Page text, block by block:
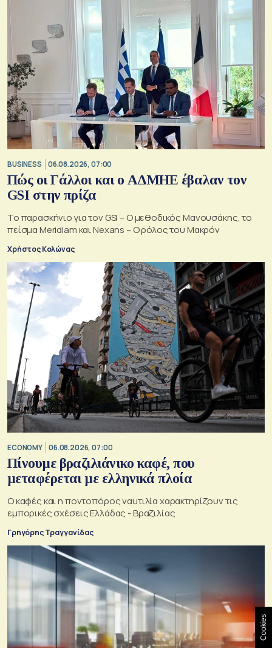
BUSINESS 06.08.2026, 07:00
Πώς οι Γάλλοι και ο ΑΔΜΗΕ έβαλαν τον
GSI στην πρίζα
Το παρασκήνιο για τον GSI – Ο μεθοδικός Μανουσάκης, το
πείσμα Meridiam και Nexans – Ο ρόλος του Μακρόν
Χρήστος Κολώνας
ECONOMY 06.08.2026, 07:00
Πίνουμε βραζιλιάνικο καφέ, που
μεταφέρεται με ελληνικά πλοία
Ο καφές και η ποντοπόρος ναυτιλία χαρακτηρίζουν τις
εμπορικές σχέσεις Ελλάδας - Βραζιλίας
Γρηγόρης Τραγγανίδας
Cookies